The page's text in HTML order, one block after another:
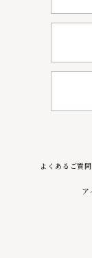
よくあるご質問
ア